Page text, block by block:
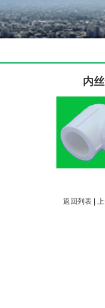
内
返回列表